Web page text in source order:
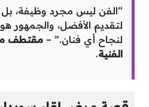
“الفن ليس مجرد وظيفة، بل
لتقديم الأفضل، والجمهور هو
لنجاح أي فنان.” – مقتطف
الفنية.